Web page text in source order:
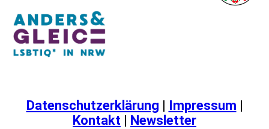
Datenschutzerklärung Impressum
Kontakt
Newsletter